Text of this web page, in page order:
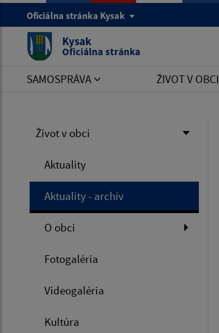
Oficiálna stránka Kysak
Kysak
Oficiálna stránka
SAMOSPRÁVA ŽIVOT V OBCI
Život v obci
Aktuality
Aktuality - archív
O obci
Fotogaléria
Videogaléria
Kultúra